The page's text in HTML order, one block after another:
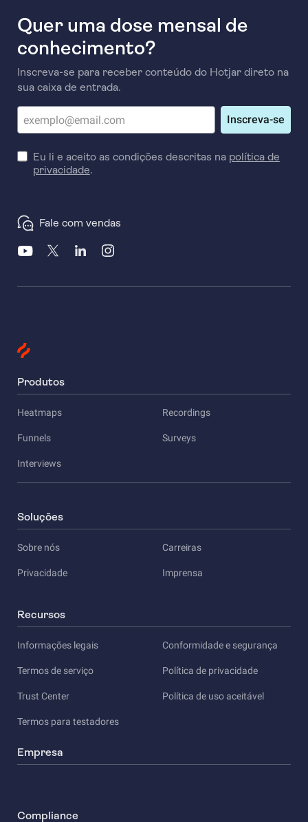
Quer uma dose mensal de
conhecimento?
Inscreva-se para receber conteúdo do Hotjar direto na
sua caixa de entrada.
Inscreva-se
Eu li e aceito as condições descritas na política de
privacidade.
Fale com vendas
Produtos
Heatmaps Recordings
Funnels Surveys
Interviews
Soluções
Sobre nós Carreiras
Privacidade Imprensa
Recursos
Informações legais Conformidade e segurança
Termos de serviço Política de privacidade
Trust Center Política de uso aceitável
Termos para testadores
Empresa
Compliance